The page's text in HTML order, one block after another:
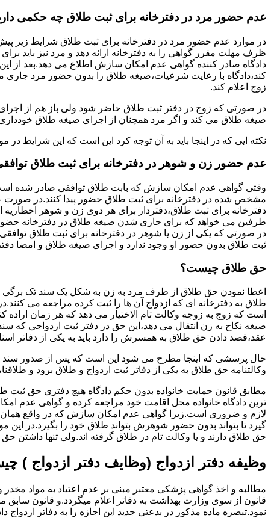
عدم حضور مرد در دفترخانه برای ثبت طلاق چه حکمی
در موارد عدم حضور مرد در دفترخانه برای ثبت طلاق شرایط زیر
ظرف مهلت مقرر گواهی را به دفترخانه ارائه دهد و مرد نیز باید
دادگاه صادر کننده گواهی عدم امکان سازش اطلاع می دهد.بعد از
کند،دادگاه با رعایت شرعیات،صیغه طلاق را بدون حضور مرد جاری
زوج اعلام کند.
در صورتی که زوج در دفتر ثبت طلاق حاضر شود ولی باز هم از
صیغه طلاق می کند و اگر مرد همچنان از اجرای صیغه طلاق
نکته ایی که در اینجا باید به آن توجه کرد این است که این شرایط
عدم حضور زن و شوهر در دفترخانه برای ثبت طلاق
وقتی گواهی عدم امکان سازش که بابت طلاق توافقی صادر شده
مشخص شده در دفترخانه برای ثبت طلاق حضور پیدا کنند.در
دفترخانه برای ثبت طلاق،دفتردار برای هر دوی زن و شوهر اخطاریه
طرفین می خواهد که برای جاری شدن صیغه طلاق در دفترخانه حضور
در صورتی که یکی از زن یا شوهر در دفترخانه برای ثبت طلاق
ثبت طلاق بدون حضور او وجود ندارد و اجرای صیغه طلاق و امضا
حق طلاق چیست؟
اعطا نمودن حق طلاق از طرف مرد به زن به شکل یک سند تک برگی
طلاق به دفترخانه ای که ازدواج آن ها را ثبت کرده مراجعه می
است که زوج به زوجه وکالت تام الاختیار می دهد که هر زمان اراده
صیغه نکاح به زن انتقال می دهد،این حق در دفتر ثبت ازدواجی که
عقد،قصد دادن حق طلاق به همسرش را دارد باید به یکی از دفاتر
حال پرسشی که اینجا مطرح می شود این است که پس از صدور سند
وکالتنامه حق طلاق به یکی از دفاتر ثبت ازدواج و طلاق برود و
مطابق قانون حمایت خانواده بدون حکم دادگاه هیچ دفتری حق ثبت
ترین دادگاه خانواده محل اقامت خود مراجعه کرده و گواهی عدم
لازم و ضروری است.زیرا گواهی عدم امکان سازش که در واقع
گیرد تا بتواند بدون حضور شوهرش بتواند طلاق خود را بگیرد.در این
حق طلاق دارند و یا وکالت تام در طلاق گرفته اند.ولی تنها داشتن
وظیفه دفتر ازدواج (وظایف دفتر ازدواج )
قانون از سوی وزارت بهداشت به دفاتر اعلام میگردد.و قانون
نمود.تبصره ماده مذکور در بدعتی جدید این اجازه را به دفاتر